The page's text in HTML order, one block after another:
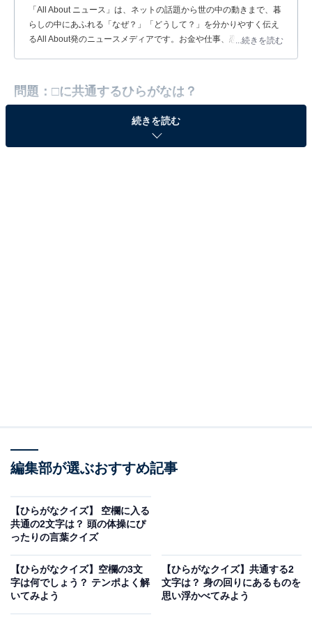
「All About ニュース」は、ネットの話題から世の中の動きまで、暮
らしの中にあふれる「なぜ？」「どうして？」を分かりやすく伝え
るAll About発のニュースメディアです。お金や仕事、恋愛、ITに関
...続きを読む
問題：□に共通するひらがなは？
く□□と
けて歩行するスタイル。そして、スニーカーなどを履い
て地面を歩いたとき、その底のデザインが泥や砂に残る
続きを読む
編集部が選ぶおすすめ記事
【ひらがなクイズ】 空欄に入る
共通の2文字は？ 頭の体操にぴ
ったりの言葉クイズ
【ひらがなクイズ】空欄の3文
字は何でしょう？ テンポよく解
いてみよう
【ひらがなクイズ】共通する2
文字は？ 身の回りにあるものを
思い浮かべてみよう